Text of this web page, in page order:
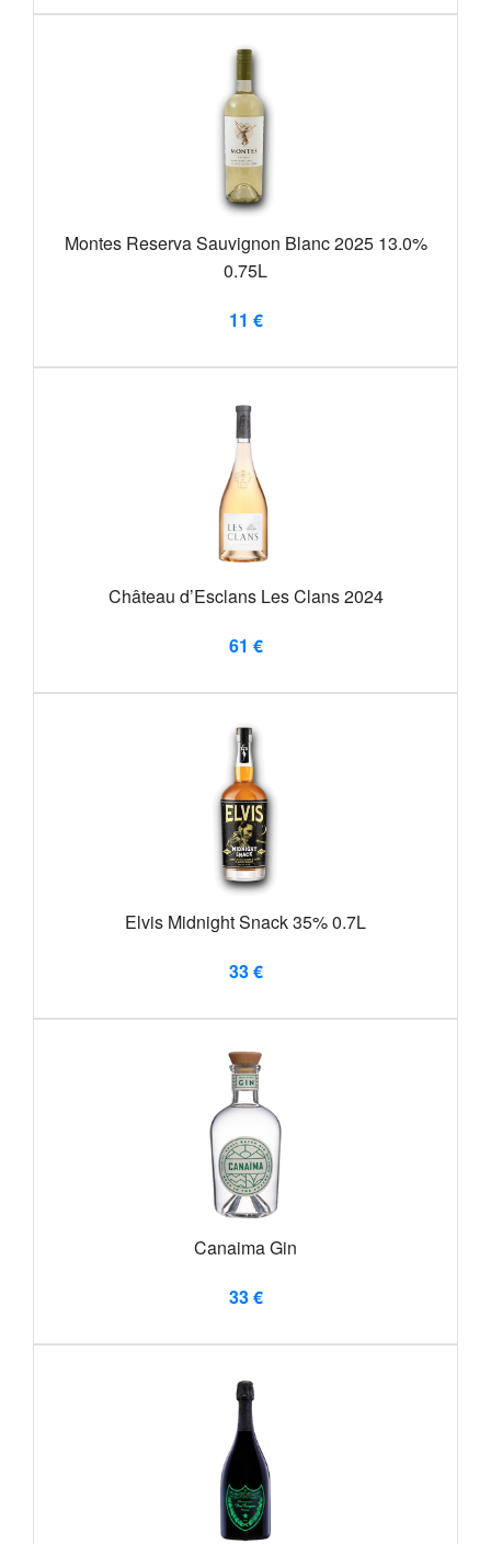
Montes Reserva Sauvignon Blanc 2025 13.0%
0.75L
11 €
Château d’Esclans Les Clans 2024
61 €
Elvis Midnight Snack 35% 0.7L
33 €
Canaima Gin
33 €